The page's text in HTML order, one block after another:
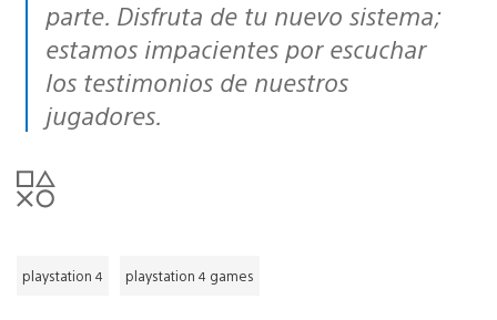
parte. Disfruta de tu nuevo sistema;
estamos impacientes por escuchar
los testimonios de nuestros
jugadores.
playstation 4 playstation 4 games